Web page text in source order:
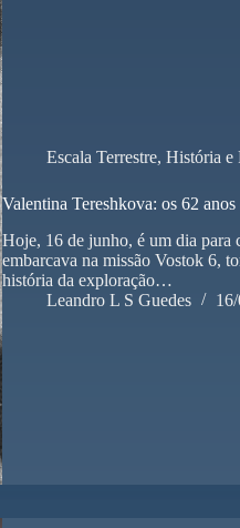
Escala Terrestre, História e
Valentina Tereshkova: os 62
Hoje, 16 de junho, é um dia
embarcava na missão Vostok 6,
história da exploração…
Leandro L S Guedes